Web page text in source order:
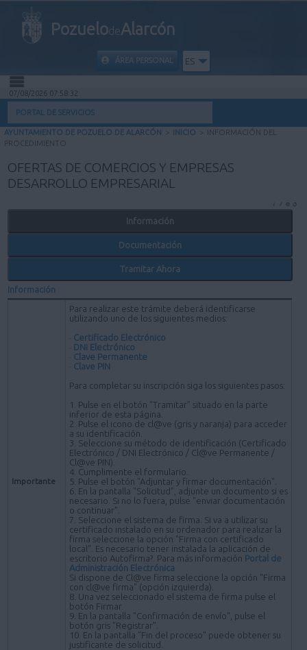
PozuelodeAlarcón
ÁREA PERSONAL ES
INICIO
INFORMACIÓN PÚBLICA
MI CARPETA
INFORMACIÓN MUNICIPAL
AYUDA
07/08/2026 07:58:32
PORTAL DE SERVICIOS
AYUNTAMIENTO DE POZUELO DE ALARCÓN > INICIO > INFORMACIÓN DEL
PROCEDIMIENTO
OFERTAS DE COMERCIOS Y EMPRESAS
DESARROLLO EMPRESARIAL
Información
Documentación
Tramitar Ahora
Información
Importante
Para realizar este trámite deberá identificarse
utilizando uno de los siguientes medios:
· Certificado Electrónico
· DNI Electrónico
· Clave Permanente
· Clave PIN
Para completar su inscripción siga los siguientes pasos:
1. Pulse en el botón "Tramitar" situado en la parte
inferior de esta página.
2. Pulse el icono de cl@ve (gris y naranja) para acceder
a su identificación.
3. Seleccione su método de identificación (Certificado
Electrónico / DNI Electrónico / Cl@ve Permanente /
Cl@ve PIN).
4. Cumplimente el formulario.
5. Pulse el botón "Adjuntar y firmar documentación".
6. En la pantalla "Solicitud", adjunte un documento si es
necesario. Si no lo fuera, pulse "enviar documentación
o continuar".
7. Seleccione el sistema de firma. Si va a utilizar su
certificado instalado en su ordenador para realizar la
firma seleccione la opción "Firma con certificado
local". Es necesario tener instalada la aplicación de
escritorio Autofirma?. Para más información Portal de
Administración Electrónica
Si dispone de Cl@ve firma seleccione la opción "Firma
con cl@ve firma" (opción izquierda).
8. Una vez seleccionado el sistema de firma pulse el
botón Firmar.
9. En la pantalla "Confirmación de envío", pulse el
botón gris "Registrar".
10. En la pantalla "Fin del proceso" puede obtener su
justificante de solicitud.